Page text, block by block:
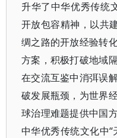
升华了中华优秀传统
开放包容精神，以共
绸之路的开放经验转
方案，积极打破地域
在交流互鉴中消弭误
破发展瓶颈，为世界
球治理难题提供中国
中华优秀传统文化中